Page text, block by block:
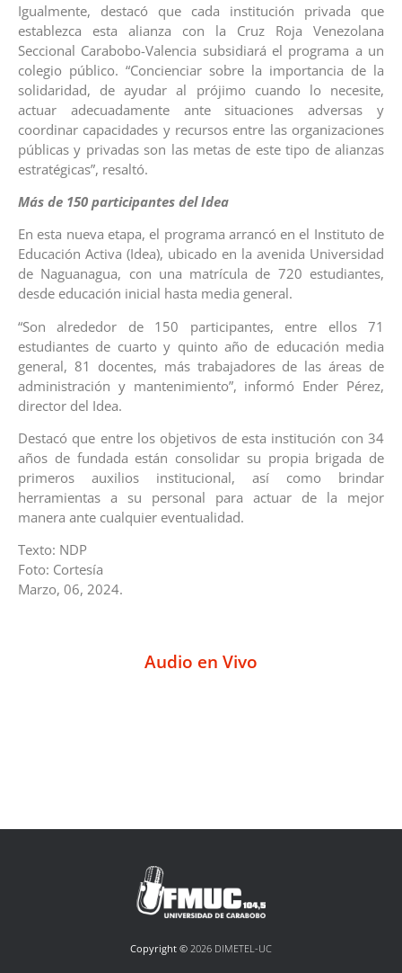
Igualmente, destacó que cada institución privada que
establezca esta alianza con la Cruz Roja Venezolana
Seccional Carabobo-Valencia subsidiará el programa a un
colegio público. “Concienciar sobre la importancia de la
solidaridad, de ayudar al prójimo cuando lo necesite,
actuar adecuadamente ante situaciones adversas y
coordinar capacidades y recursos entre las organizaciones
públicas y privadas son las metas de este tipo de alianzas
estratégicas”, resaltó.
Más de 150 participantes del Idea
En esta nueva etapa, el programa arrancó en el Instituto de
Educación Activa (Idea), ubicado en la avenida Universidad
de Naguanagua, con una matrícula de 720 estudiantes,
desde educación inicial hasta media general.
“Son alrededor de 150 participantes, entre ellos 71
estudiantes de cuarto y quinto año de educación media
general, 81 docentes, más trabajadores de las áreas de
administración y mantenimiento”, informó Ender Pérez,
director del Idea.
Destacó que entre los objetivos de esta institución con 34
años de fundada están consolidar su propia brigada de
primeros auxilios institucional, así como brindar
herramientas a su personal para actuar de la mejor
manera ante cualquier eventualidad.
Texto: NDP
Foto: Cortesía
Marzo, 06, 2024.
Audio en Vivo
Copyright © 2026 DIMETEL-UC